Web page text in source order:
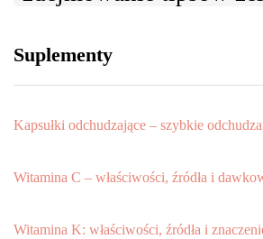
Suplementy
Kapsułki odchudzające – szybkie
Witamina C – właściwości, źródła i
Witamina K: właściwości, źródła i